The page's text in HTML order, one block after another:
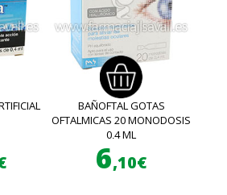
BAÑOFTAL GOTAS
OFTALMICAS 20 MONODOSIS
0,4 ML
6,10€